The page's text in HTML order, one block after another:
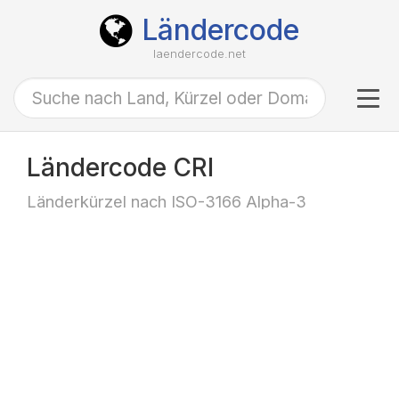
Ländercode
laendercode.net
Ländercode CRI
Länderkürzel nach ISO-3166 Alpha-3